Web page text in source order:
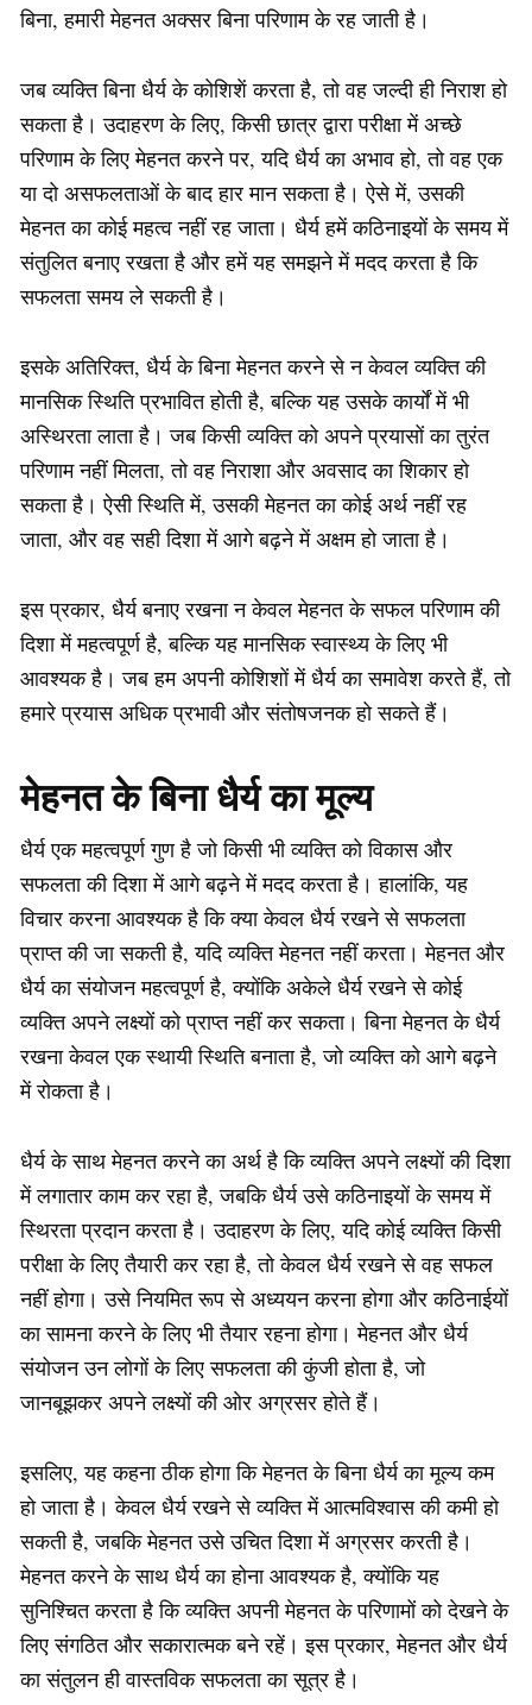
बिना, हमारी मेहनत अक्सर बिना परिणाम के रह जाती है।
जब व्यक्ति बिना धैर्य के कोशिशें करता है, तो वह जल्दी ही निराश हो
सकता है। उदाहरण के लिए, किसी छात्र द्वारा परीक्षा में अच्छे
परिणाम के लिए मेहनत करने पर, यदि धैर्य का अभाव हो, तो वह एक
या दो असफलताओं के बाद हार मान सकता है। ऐसे में, उसकी
मेहनत का कोई महत्व नहीं रह जाता। धैर्य हमें कठिनाइयों के समय में
संतुलित बनाए रखता है और हमें यह समझने में मदद करता है कि
सफलता समय ले सकती है।
इसके अतिरिक्त, धैर्य के बिना मेहनत करने से न केवल व्यक्ति की
मानसिक स्थिति प्रभावित होती है, बल्कि यह उसके कार्यों में भी
अस्थिरता लाता है। जब किसी व्यक्ति को अपने प्रयासों का तुरंत
परिणाम नहीं मिलता, तो वह निराशा और अवसाद का शिकार हो
सकता है। ऐसी स्थिति में, उसकी मेहनत का कोई अर्थ नहीं रह
जाता, और वह सही दिशा में आगे बढ़ने में अक्षम हो जाता है।
इस प्रकार, धैर्य बनाए रखना न केवल मेहनत के सफल परिणाम की
दिशा में महत्वपूर्ण है, बल्कि यह मानसिक स्वास्थ्य के लिए भी
आवश्यक है। जब हम अपनी कोशिशों में धैर्य का समावेश करते हैं, तो
हमारे प्रयास अधिक प्रभावी और संतोषजनक हो सकते हैं।
मेहनत के बिना धैर्य का मूल्य
धैर्य एक महत्वपूर्ण गुण है जो किसी भी व्यक्ति को विकास और
सफलता की दिशा में आगे बढ़ने में मदद करता है। हालांकि, यह
विचार करना आवश्यक है कि क्या केवल धैर्य रखने से सफलता
प्राप्त की जा सकती है, यदि व्यक्ति मेहनत नहीं करता। मेहनत और
धैर्य का संयोजन महत्वपूर्ण है, क्योंकि अकेले धैर्य रखने से कोई
व्यक्ति अपने लक्ष्यों को प्राप्त नहीं कर सकता। बिना मेहनत के धैर्य
रखना केवल एक स्थायी स्थिति बनाता है, जो व्यक्ति को आगे बढ़ने
में रोकता है।
धैर्य के साथ मेहनत करने का अर्थ है कि व्यक्ति अपने लक्ष्यों की दिशा
में लगातार काम कर रहा है, जबकि धैर्य उसे कठिनाइयों के समय में
स्थिरता प्रदान करता है। उदाहरण के लिए, यदि कोई व्यक्ति किसी
परीक्षा के लिए तैयारी कर रहा है, तो केवल धैर्य रखने से वह सफल
नहीं होगा। उसे नियमित रूप से अध्ययन करना होगा और कठिनाईयों
का सामना करने के लिए भी तैयार रहना होगा। मेहनत और धैर्य
संयोजन उन लोगों के लिए सफलता की कुंजी होता है, जो
जानबूझकर अपने लक्ष्यों की ओर अग्रसर होते हैं।
इसलिए, यह कहना ठीक होगा कि मेहनत के बिना धैर्य का मूल्य कम
हो जाता है। केवल धैर्य रखने से व्यक्ति में आत्मविश्वास की कमी हो
सकती है, जबकि मेहनत उसे उचित दिशा में अग्रसर करती है।
मेहनत करने के साथ धैर्य का होना आवश्यक है, क्योंकि यह
सुनिश्चित करता है कि व्यक्ति अपनी मेहनत के परिणामों को देखने के
लिए संगठित और सकारात्मक बने रहें। इस प्रकार, मेहनत और धैर्य
का संतुलन ही वास्तविक सफलता का सूत्र है।